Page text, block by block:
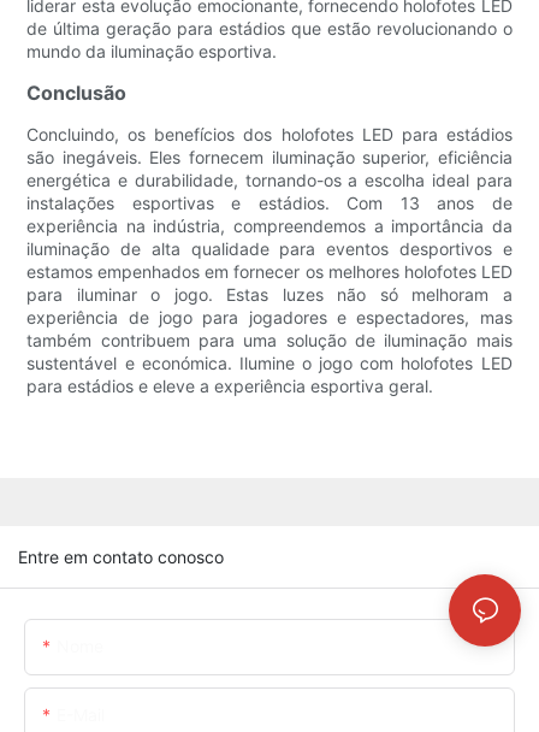
liderar esta evolução emocionante, fornecendo holofotes LED
de última geração para estádios que estão revolucionando o
mundo da iluminação esportiva.
Conclusão
Concluindo, os benefícios dos holofotes LED para estádios
são inegáveis. Eles fornecem iluminação superior, eficiência
energética e durabilidade, tornando-os a escolha ideal para
instalações esportivas e estádios. Com 13 anos de
experiência na indústria, compreendemos a importância da
iluminação de alta qualidade para eventos desportivos e
estamos empenhados em fornecer os melhores holofotes LED
para iluminar o jogo. Estas luzes não só melhoram a
experiência de jogo para jogadores e espectadores, mas
também contribuem para uma solução de iluminação mais
sustentável e económica. Ilumine o jogo com holofotes LED
para estádios e eleve a experiência esportiva geral.
Entre em contato conosco